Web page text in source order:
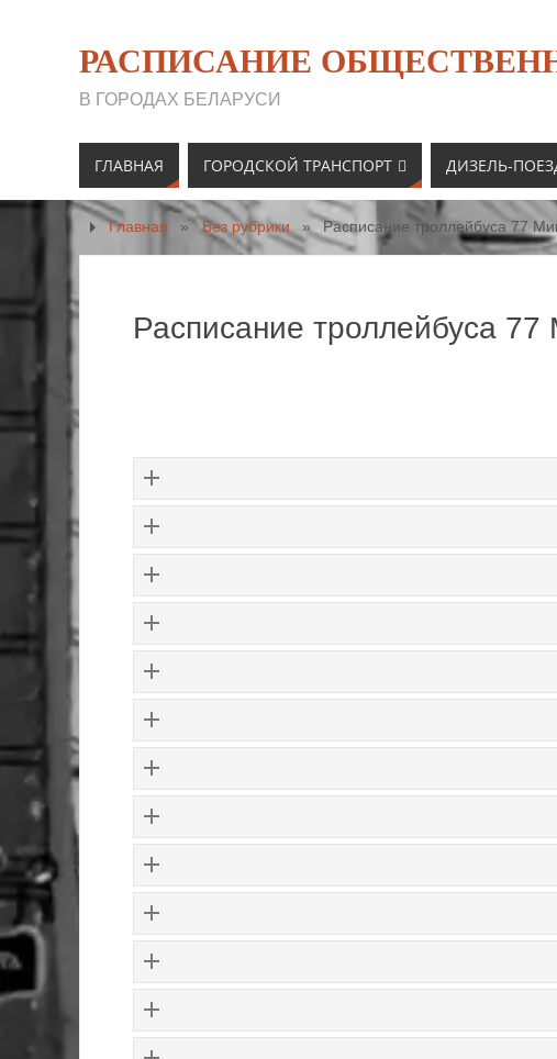
РАСПИСАНИЕ
В ГОРОДАХ БЕЛАРУСИ
ГЛАВНАЯ ГОРОДСКОЙ ТРАНСПОРТ ДИЗЕЛЬ-
Главная » Без рубрики » Расписание троллейбуса 77
Расписание троллейбуса